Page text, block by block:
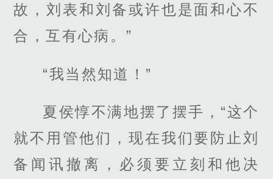
故，刘表和刘备或许也是面和心不
合，互有心病。”
“我当然知道！”
夏侯惇不满地摆了摆手，“这个
就不用管他们，现在我们要防止刘
备闻讯撤离，必须要立刻和他决